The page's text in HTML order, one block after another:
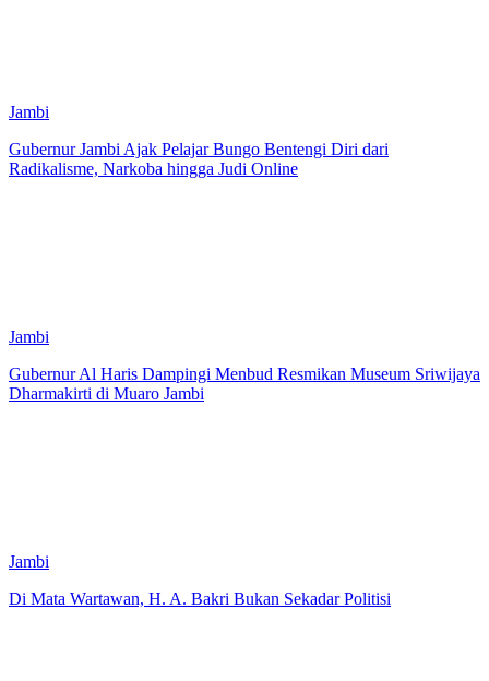
Jambi
Gubernur Jambi Ajak Pelajar Bungo Bentengi Diri dari
Radikalisme, Narkoba hingga Judi Online
Jambi
Gubernur Al Haris Dampingi Menbud Resmikan Museum Sriwijaya
Dharmakirti di Muaro Jambi
Jambi
Di Mata Wartawan, H. A. Bakri Bukan Sekadar Politisi